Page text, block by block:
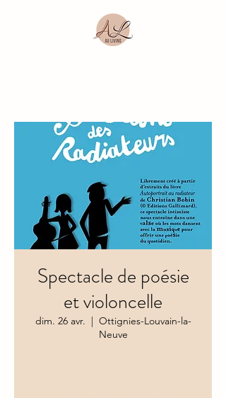
Spectacle de poésie
et violoncelle
dim. 26 avr.
  |
Ottignies-Louvain-la-
Neuve